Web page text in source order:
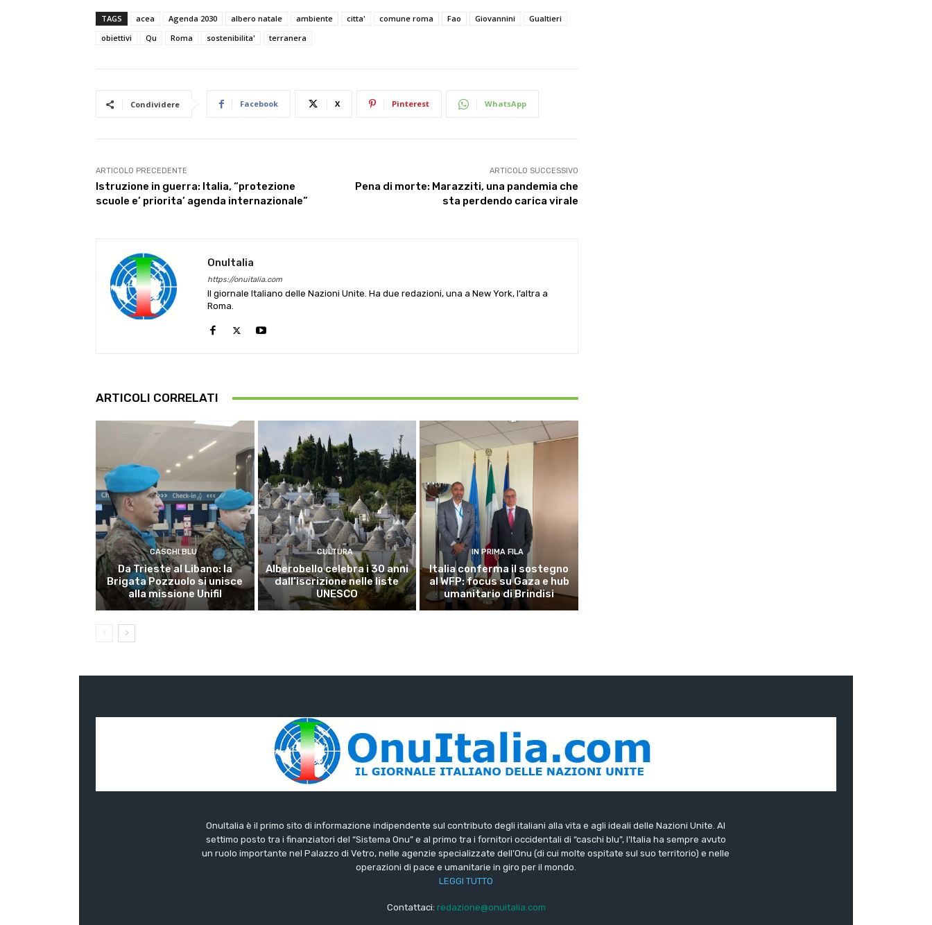
TAGS acea Agenda 2030 albero natale ambiente citta' comune roma Fao Giovannini
Gualtieri
obiettivi
Qu Roma sostenibilita' terranera
Condividere Facebook X Pinterest WhatsApp
ARTICOLO PRECEDENTE
Istruzione in guerra: Italia, “protezione
scuole e’ priorita’ agenda internazionale”
ARTICOLO SUCCESSIVO
Pena di morte: Marazziti, una pandemia che
sta perdendo carica virale
OnuItalia
https://onuitalia.com
Il giornale Italiano delle Nazioni Unite. Ha due redazioni, una a New York, l’altra a
Roma.
ARTICOLI CORRELATI
CASCHI BLU
Da Trieste al Libano: la
Brigata Pozzuolo si unisce
alla missione Unifil
CULTURA
Alberobello celebra i 30 anni
dall’iscrizione nelle liste
UNESCO
IN PRIMA FILA
Italia conferma il sostegno
al WFP: focus su Gaza e hub
umanitario di Brindisi
OnuItalia è il primo sito di informazione indipendente sul contributo degli italiani alla vita e agli ideali delle Nazioni Unite. Al
settimo posto tra i finanziatori del “Sistema Onu” e al primo tra i fornitori occidentali di “caschi blu”, l’Italia ha sempre avuto
un ruolo importante nel Palazzo di Vetro, nelle agenzie specializzate dell’Onu (di cui molte ospitate sul suo territorio) e nelle
operazioni di pace e umanitarie in giro per il mondo.
LEGGI TUTTO
Contattaci: redazione@onuitalia.com